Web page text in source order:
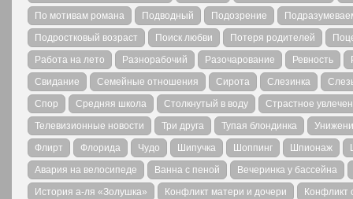
По мотивам романа
Подводный Подозрение
Подростковый возраст
Поиск любви Потеря родителей
Работа на лето
Разнорабочий Разочарование Ревность
Свидание
Семейные отношения Сирота Слезинка
Спор
Средняя школа Столкнутый в воду
Страстное
Телевизионные новости
Три друга Тупая блондинка
Флирт
Флорида Чудо Шипучка Шоппинг Шпионаж
Авария на велосипеде
Ванна с пеной
Вечеринка у бассейна
История а-ля «Золушка»
Конфликт матери и дочери
Конфликт